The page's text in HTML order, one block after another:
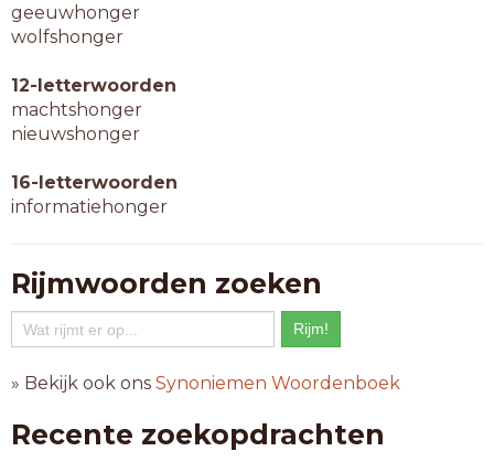
geeuwhonger
wolfshonger
12-letterwoorden
machtshonger
nieuwshonger
16-letterwoorden
informatiehonger
Rijmwoorden zoeken
» Bekijk ook ons Synoniemen Woordenboek
Recente zoekopdrachten